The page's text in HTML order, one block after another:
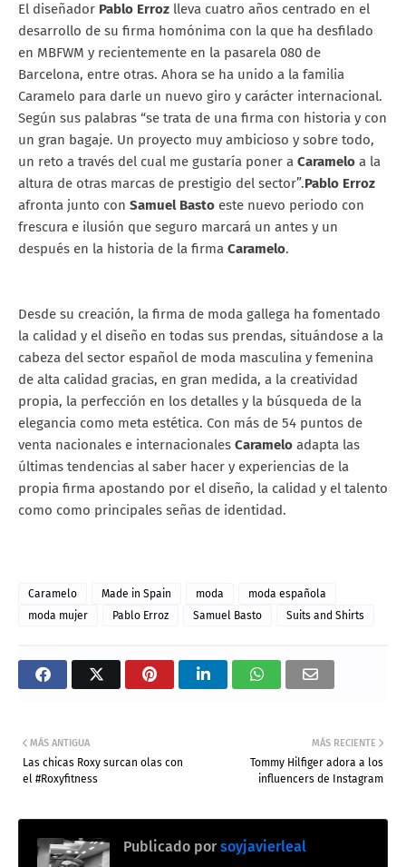
El diseñador Pablo Erroz lleva cuatro años centrado en el
desarrollo de su firma homónima con la que ha desfilado
en MBFWM y recientemente en la pasarela 080 de
Barcelona, entre otras. Ahora se ha unido a la familia
Caramelo para darle un nuevo giro y carácter internacional.
Según sus palabras “se trata de una firma con historia y con
un gran bagaje. Un proyecto muy ambicioso y sobre todo,
un reto a través del cual me gustaría poner a Caramelo a la
altura de otras marcas de prestigio del sector”.Pablo Erroz
afronta junto con Samuel Basto este nuevo periodo con
frescura e ilusión que seguro marcará un antes y un
después en la historia de la firma Caramelo.
Desde su creación, la firma de moda gallega ha fomentado
la calidad y el diseño en todas sus prendas, situándose a la
cabeza del sector español de moda masculina y femenina
de alta calidad gracias, en gran medida, a la creatividad
propia, la perfección en los detalles y la búsqueda de la
elegancia como meta estética. Con más de 54 puntos de
venta nacionales e internacionales Caramelo adapta las
últimas tendencias al saber hacer y experiencias de la
propia firma apostando por el diseño, la calidad y el talento
como como principales señas de identidad.
Caramelo Made in Spain moda
moda española
moda mujer
Pablo Erroz Samuel Basto Suits and Shirts
MÁS RECIENTE
Tommy Hilfiger adora a los
influencers de Instagram
MÁS ANTIGUA
Las chicas Roxy surcan olas con
el #Roxyfitness
Publicado por soyjavierleal